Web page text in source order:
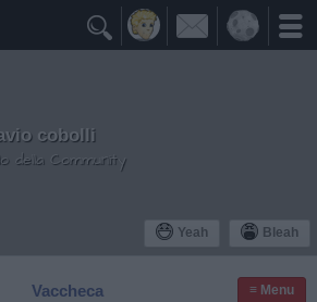

Yeah Bleah
cobolli
della Community
Vaccheca ≡ Menu